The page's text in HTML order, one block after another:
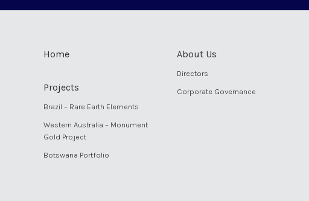
Home
Projects
Brazil – Rare Earth Elements
Western Australia – Monument
Gold Project
Botswana Portfolio
About Us
Directors
Corporate Governance